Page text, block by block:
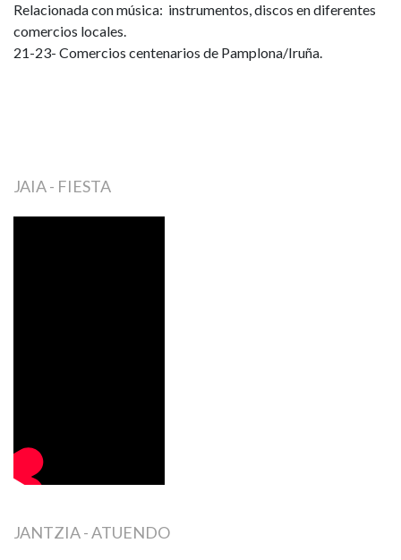
Relacionada con música: instrumentos, discos en diferentes
comercios locales.
21-23- Comercios centenarios de Pamplona/Iruña.
JAIA - FIESTA
JANTZIA - ATUENDO